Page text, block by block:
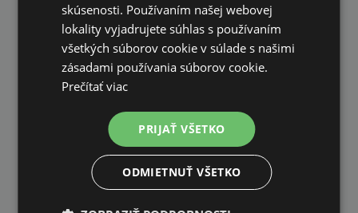
VLASTNÝ SKLAD
99 % produktov držíme priamo skladom
RÝCHLE DODANIE
skúsenosti. Používaním našej webovej
lokality vyjadrujete súhlas s používaním
všetkých súborov cookie v súlade s našimi
zásadami používania súborov cookie.
Prečítať viac
PRIJAŤ VŠETKO
ODMIETNUŤ VŠETKO